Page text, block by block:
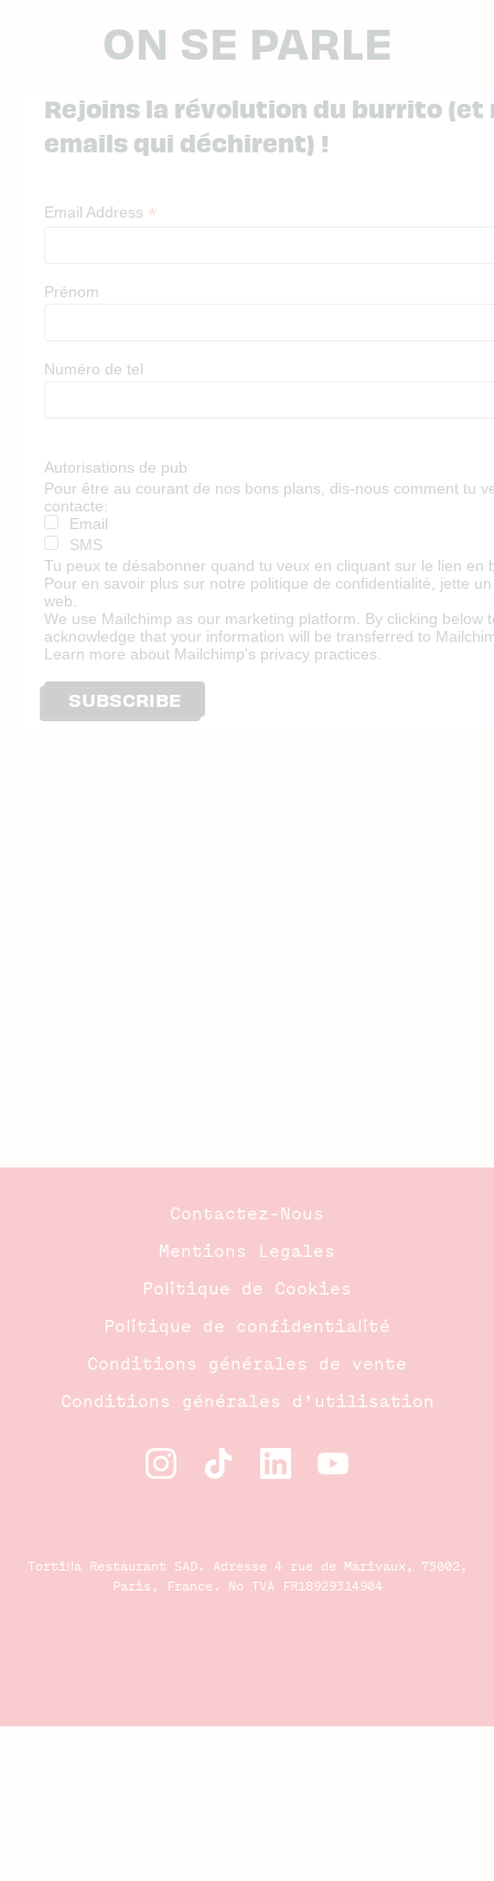
NACHOS QUESADILLAS
ON SE PARLE
Rejoins la révolution du burrito (et
emails qui déchirent) !
Email Address *
Prénom
Numéro de tel
Autorisations de pub
Pour être au courant de nos bons plans, dis-nous comment tu
contacte:
Email
SMS
Tu peux te désabonner quand tu veux en cliquant sur le lien en
Pour en savoir plus sur notre politique de confidentialité, jette
web.
We use Mailchimp as our marketing platform. By clicking below
acknowledge that your information will be transferred to
Learn more about Mailchimp's privacy practices.
Contactez-Nous
Mentions Legales
Politique de Cookies
Politique de confidentialité
Conditions générales de vente
Conditions générales d’utilisation
Tortilla Restaurant SAD. Adresse 4 rue de Marivaux, 75002,
Paris, France. No TVA FR18929314904